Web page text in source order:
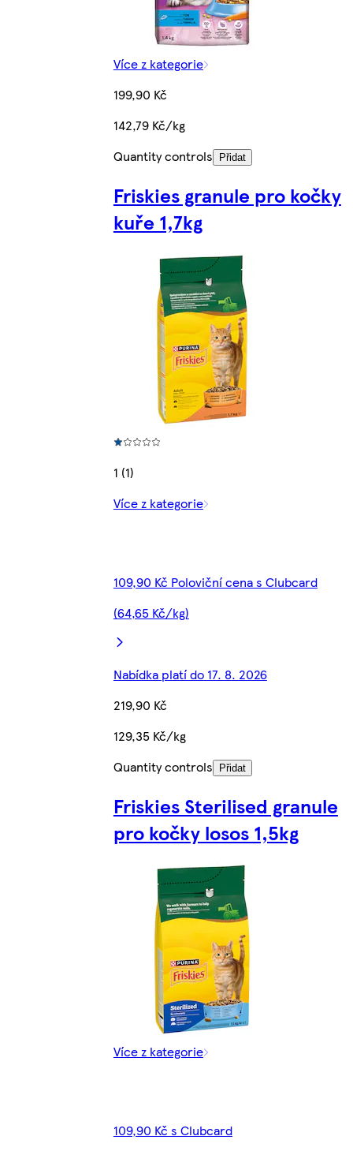
Více z kategorie
199,90 Kč
142,79 Kč/kg
Quantity controls
Přidat
Friskies granule pro kočky
kuře 1,7kg
1 (1)
Více z kategorie
109,90 Kč Poloviční cena s Clubcard
(64,65 Kč/kg)
Nabídka platí do 17. 8. 2026
219,90 Kč
129,35 Kč/kg
Quantity controls
Přidat
Friskies Sterilised granule
pro kočky losos 1,5kg
Více z kategorie
109,90 Kč s Clubcard